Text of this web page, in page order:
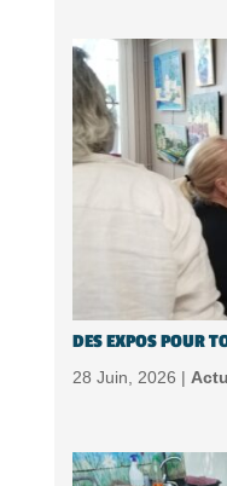
DES EXPOS POUR
28 Juin, 2026 |